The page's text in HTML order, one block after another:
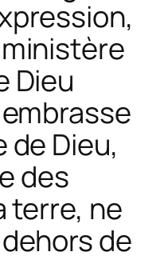
Dieu
de Dieu,
des
terre, ne
de